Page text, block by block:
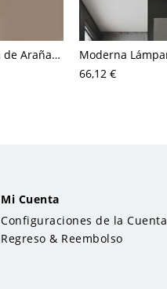
Moderna Luminaria de Araña de Vidrio Puro de Cilindos Lámpara de Colgar Radial para Dormitorio
66,12 €
Mi Cuenta
Configuraciones de la Cuenta
Regreso & Reembolso